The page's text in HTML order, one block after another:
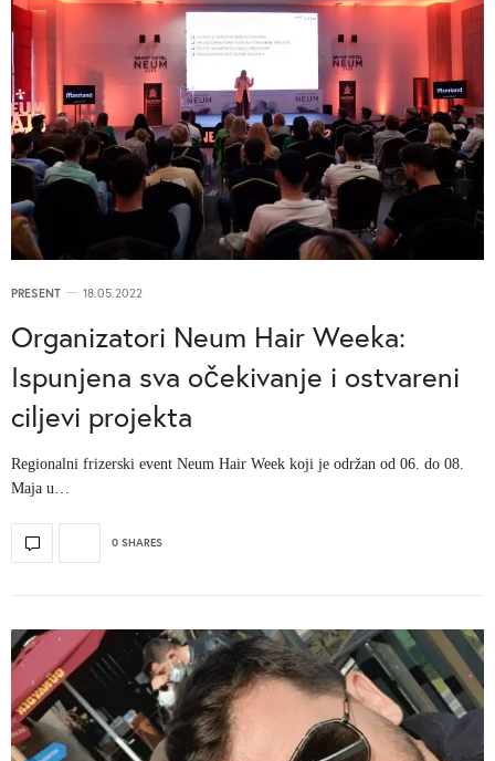
PRESENT 18.05.2022
Organizatori Neum Hair Weeka:
Ispunjena sva očekivanje i ostvareni
ciljevi projekta
Regionalni frizerski event Neum Hair Week koji je održan od 06. do 08.
Maja u…
0 SHARES